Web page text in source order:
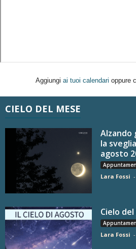
Aggiungi ai tuoi calendari oppure
CIELO DEL MESE
Alzando
la
agosto
Lara Fossi -
Cielo
Lara Fossi -